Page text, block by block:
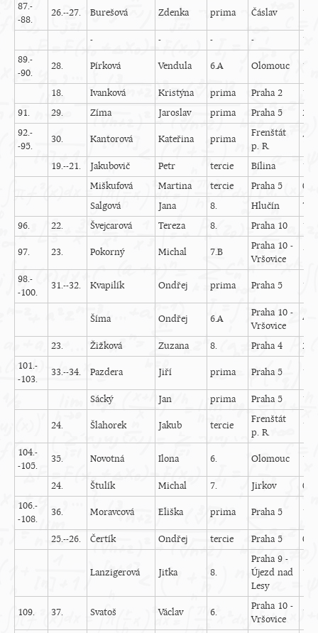
87.-
-88.
26.--27. Burešová Zdenka prima Čáslav 19
- - - -
1
89.-
-90.
28. Pírková Vendula 6.A Olomouc 16
18. Ivanková Kristýna prima Praha 2
18
91.
29. Zíma Jaroslav prima Praha 5
20
92.-
-95.
30. Kantorová Kateřina prima
Frenštát
p. R.
7
19.--21. Jakubovič Petr tercie Bílina
15
Miškufová
Martina tercie Praha 5
0
Salgová
Jana 8. Hlučín
7
96.
22. Švejcarová Tereza 8. Praha 10 10
97. 23. Pokorný Michal 7.B
Praha 10 -
Vršovice
14
98.-
-100.
31.--32. Kvapilík Ondřej prima Praha 5 13
Šíma Ondřej 6.A
Praha 10 -
Vršovice
4
23. Žižková Zuzana 8. Praha 4
20
101.-
-103.
33.--34. Pazdera Jiří prima Praha 5 15
Sácký Jan prima Praha 5 10
24. Šlahorek Jakub tercie
Frenštát
p. R.
18
104.-
-105.
35. Novotná Ilona 6. Olomouc 15
24. Štulík Michal 7. Jirkov
0
106.-
-108.
36. Moravcová Eliška prima Praha 5 12
25.--26. Čertík Ondřej tercie Praha 5 0
Lanzigerová Jitka 8.
Praha 9 -
Újezd nad
Lesy
10
109. 37. Svatoš Václav 6.
Praha 10 -
Vršovice
11